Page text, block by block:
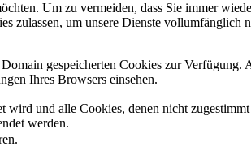
Um zu vermeiden, dass Sie immer
zulassen, um unsere Dienste
gespeicherten Cookies zur
Ihres Browsers einsehen.
wird und alle Cookies, denen nicht
werden.